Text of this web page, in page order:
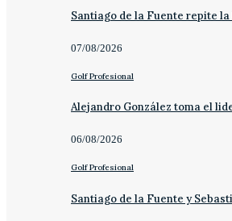
Santiago de la Fuente repite
07/08/2026
Golf Profesional
Alejandro González toma el
06/08/2026
Golf Profesional
Santiago de la Fuente y